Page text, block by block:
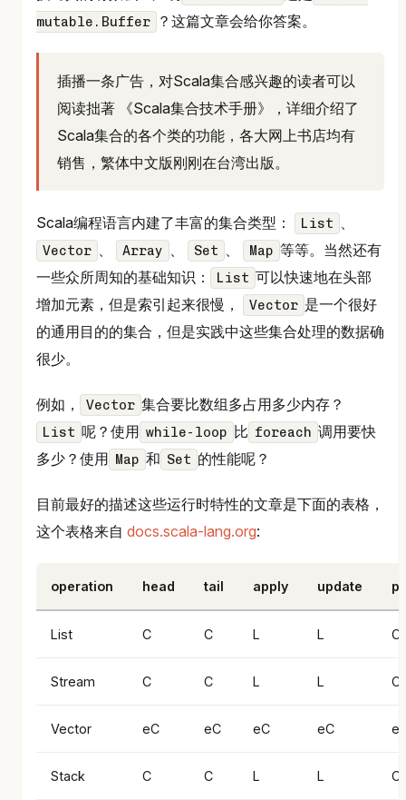
mutable.Buffer
？这篇文章会给你答案。
插播一条广告，对Scala集合感兴趣的读者可以
阅读拙著 《Scala集合技术手册》，详细介绍了
Scala集合的各个类的功能，各大网上书店均有
销售，繁体中文版刚刚在台湾出版。
Scala编程语言内建了丰富的集合类型： List
Vector Array Set Map 等等。当然还有
一些众所周知的基础知识：
List 可以快速地在头部
增加元素，但是索引起来很慢，
Vector 是一个很好
的通用目的的集合，但是实践中这些集合处理的数据确
很少。
例如， Vector 集合要比数组多占用多少内存？
List 呢？使用 while-loop 比 foreach 调用要快
多少？使用 Map 和 Set 的性能呢？
目前最好的描述这些运行时特性的文章是下面的表格，
这个表格来自 docs.scala-lang.org:
operation head tail apply update
List C C L L C
Stream C C L L C
Vector eC eC eC eC
Stack C C L L C